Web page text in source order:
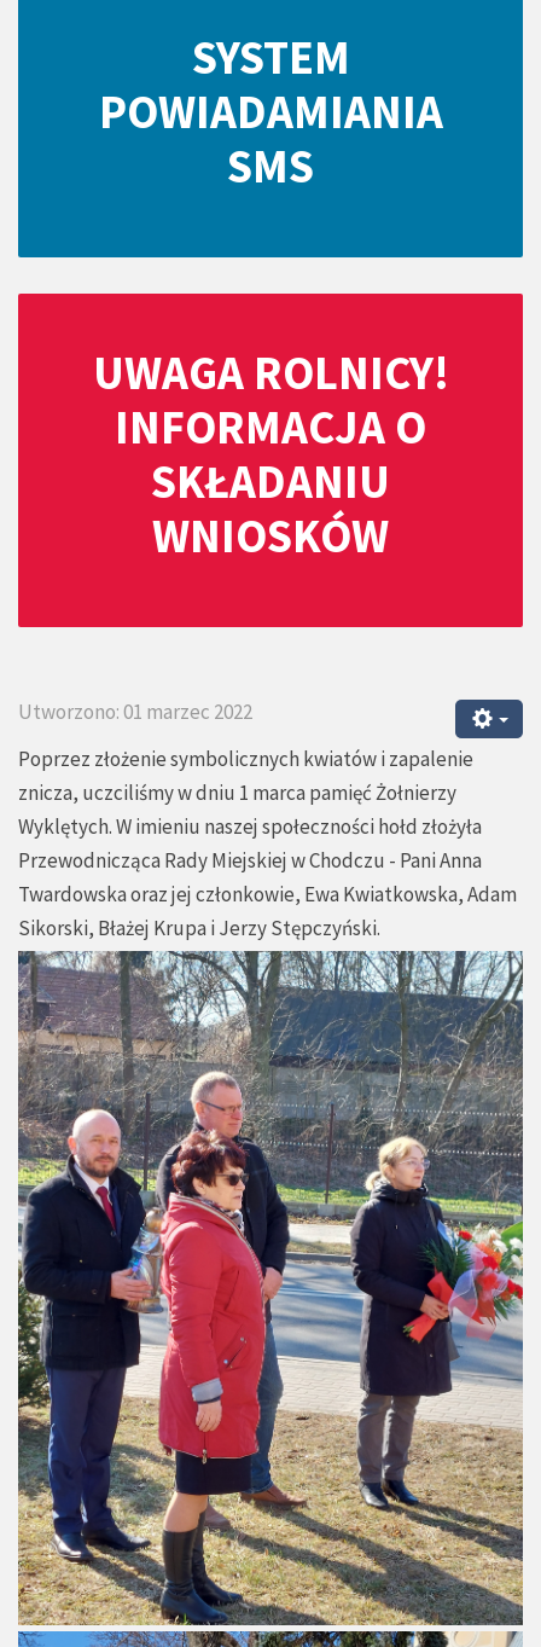
SYSTEM
POWIADAMIANIA
SMS
UWAGA ROLNICY!
INFORMACJA O
SKŁADANIU
WNIOSKÓW
Utworzono: 01 marzec 2022
Poprzez złożenie symbolicznych kwiatów i zapalenie
znicza, uczciliśmy w dniu 1 marca pamięć Żołnierzy
Wyklętych. W imieniu naszej społeczności hołd złożyła
Przewodnicząca Rady Miejskiej w Chodczu - Pani Anna
Twardowska oraz jej członkowie, Ewa Kwiatkowska, Adam
Sikorski, Błażej Krupa i Jerzy Stępczyński.